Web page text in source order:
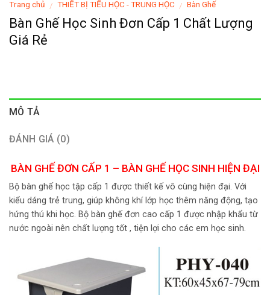
Trang chủ / THIẾT BỊ TIỂU HỌC - TRUNG HỌC / Bàn Ghế
Bàn Ghế Học Sinh Đơn Cấp 1 Chất Lượng
Giá Rẻ
MÔ TẢ
ĐÁNH GIÁ (0)
BÀN GHẾ ĐƠN CẤP 1 – BÀN GHẾ HỌC SINH HIỆN ĐẠI
Bộ bàn ghế học tập cấp 1 được thiết kế vô cùng hiện đại. Với
kiểu dáng trẻ trung, giúp không khí lớp học thêm năng động, tạo
hứng thú khi học. Bộ bàn ghế đơn cao cấp 1 được nhập khẩu từ
nước ngoài nên chất lượng tốt , tiện lợi cho các em học sinh.